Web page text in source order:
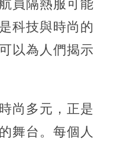
員隔熱服可能
科技與時尚的
以為人們揭示
尚多元，正是
舞台。每個人